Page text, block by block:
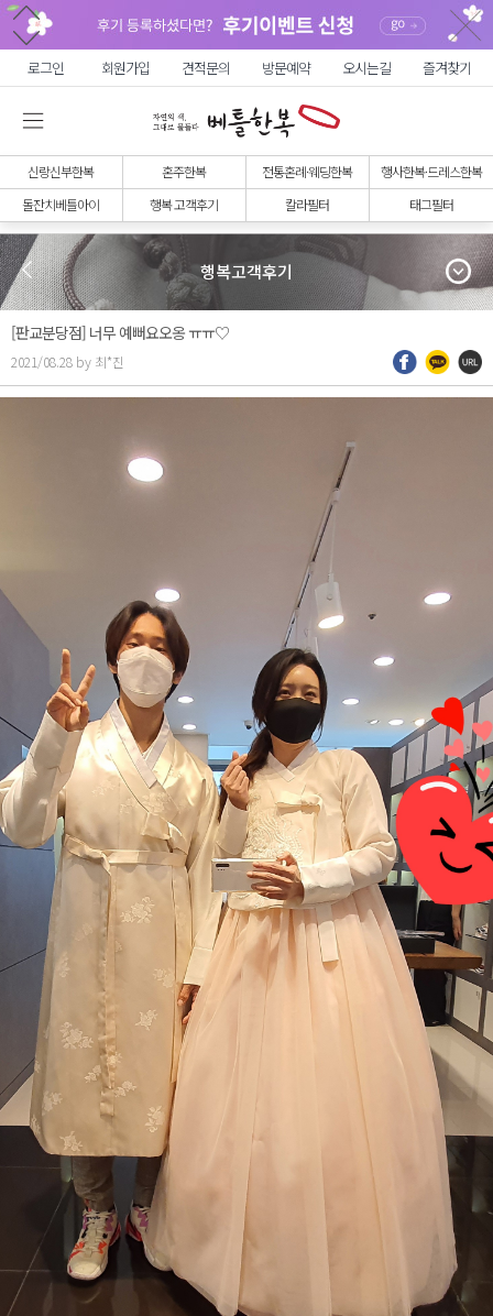
로그인 회원가입 견적문의 방문예약 오시는길 즐겨찾기
신랑신부한복 혼주한복 전통혼례·웨딩한복
행사한복·드레스한복
돌잔치베틀아이
행복 고객후기 칼라필터 태그필터
행복고객후기
[판교분당점] 너무 예뻐요오옹 ㅠㅠ♡
2021/08.28 by 최*진